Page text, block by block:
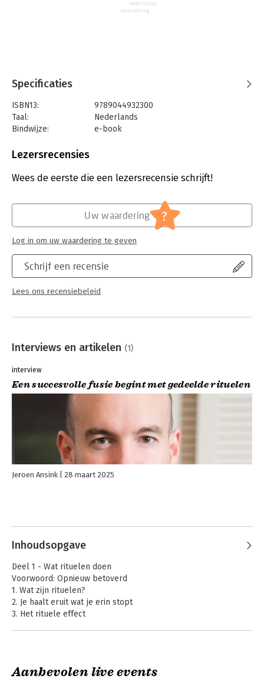
wetenschap
verandering
Specificaties
ISBN13:
9789044932300
Taal:
Nederlands
Bindwijze:
e-book
Bestandsformaat:
Uitgever:
AW Bruna
Hoofdrubriek:
Lezersrecensies
Wees de eerste die een lezersrecensie schrijft!
Schrijf een recensie
Lees ons recensiebeleid
Uw waardering ?
Log in om uw waardering te geven
Interviews en artikelen (1)
interview
Een succesvolle fusie begint met gedeelde rituelen
Jeroen Ansink 28 maart 2025
Inhoudsopgave
Deel 1 - Wat rituelen doen
Voorwoord: Opnieuw betoverd
1. Wat zijn rituelen?
2. Je haalt eruit wat je erin stopt
3. Het rituele effect
6. Op koers blijven
Aanbevolen live events